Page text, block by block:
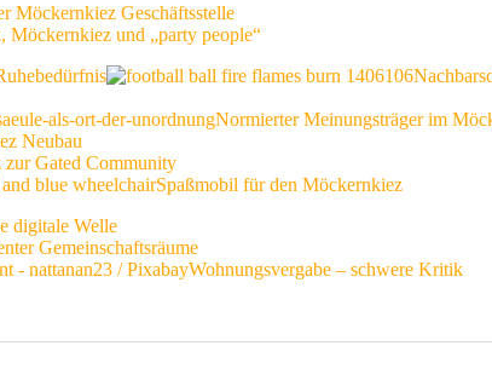
Möckernkiez Geschäftsstelle
Möckernkiez und „party people“
Normierter Meinungsträger im
Neubau
Gated Community
Spaßmobil für den Möckernkiez
digitale Welle
Gemeinschaftsräume
Wohnungsvergabe – schwere Kritik